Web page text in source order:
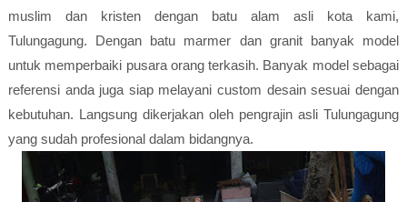
muslim dan kristen dengan batu alam asli kota kami,
Tulungagung. Dengan batu marmer dan granit banyak model
untuk memperbaiki pusara orang terkasih. Banyak model sebagai
referensi anda juga siap melayani custom desain sesuai dengan
kebutuhan. Langsung dikerjakan oleh pengrajin asli Tulungagung
yang sudah profesional dalam bidangnya.